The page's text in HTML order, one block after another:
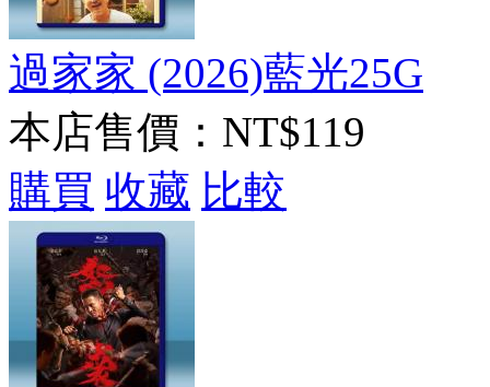
過家家 (2026)藍光25G
本店售價： NT$119
購買 收藏 比較